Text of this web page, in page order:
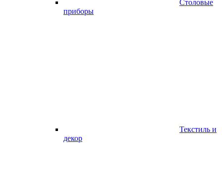
Столовые
приборы
Текстиль и
декор